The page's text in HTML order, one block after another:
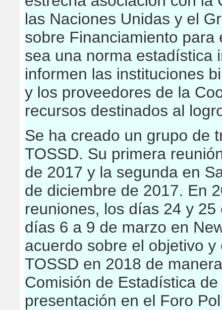
las Naciones Unidas y el
sobre Financiamiento para
sea una norma estadística
informen las instituciones
y los proveedores de la
recursos destinados al
Se ha creado un grupo de
TOSSD. Su primera
de 2017 y la segunda en
de diciembre de 2017. En
reuniones, los días 24 y
días 6 a 9 de marzo en
acuerdo sobre el objetivo
TOSSD en 2018 de
Comisión de Estadística
presentación en el Foro